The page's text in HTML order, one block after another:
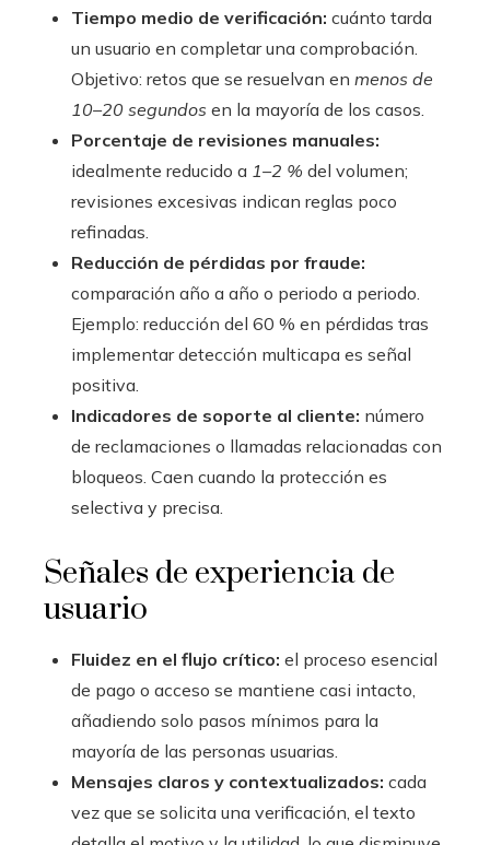
Tiempo medio de verificación: cuánto tarda
un usuario en completar una comprobación.
Objetivo: retos que se resuelvan en menos de
10–20 segundos en la mayoría de los casos.
Porcentaje de revisiones manuales:
idealmente reducido a 1–2 % del volumen;
revisiones excesivas indican reglas poco
refinadas.
Reducción de pérdidas por fraude:
comparación año a año o periodo a periodo.
Ejemplo: reducción del 60 % en pérdidas tras
implementar detección multicapa es señal
positiva.
Indicadores de soporte al cliente: número
de reclamaciones o llamadas relacionadas con
bloqueos. Caen cuando la protección es
selectiva y precisa.
Señales de experiencia de
usuario
Fluidez en el flujo crítico: el proceso esencial
de pago o acceso se mantiene casi intacto,
añadiendo solo pasos mínimos para la
mayoría de las personas usuarias.
Mensajes claros y contextualizados: cada
vez que se solicita una verificación, el texto